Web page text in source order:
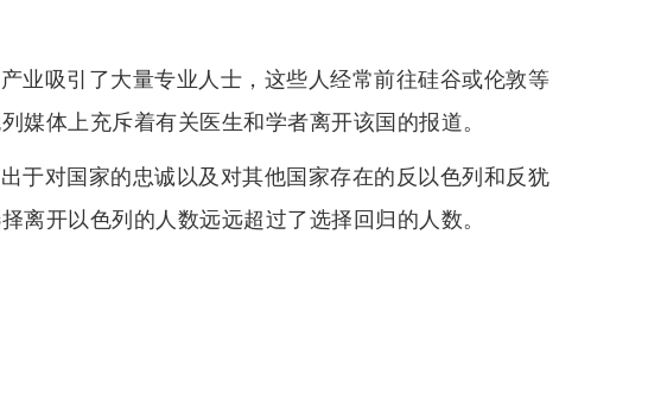
业吸引了大量专业人士，这些人经常前往硅谷或伦敦等
媒体上充斥着有关医生和学者离开该国的报道。
于对国家的忠诚以及对其他国家存在的反以色列和反犹
离开以色列的人数远远超过了选择回归的人数。